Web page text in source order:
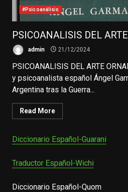
#Psicoanálisis
PSICOANALISIS DEL
admin 21/12/2024
PSICOANALISIS DEL ARTE
y psicoanalista español Ángel
Argentina tras la Guerra...
Read More
Diccionario Español-Guarani
Traductor Español-Wichi
Diccionario Español-Quom